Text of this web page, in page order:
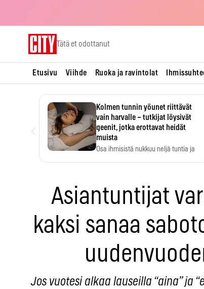
Tätä et odottanut
Etusivu Viihde Ruoka ja ravintolat
Kolmen tunnin yöunet riittävät
vain harvalle – tutkijat löysivät
geenit, jotka erottavat heidät
muista
Osa ihmisistä nukkuu neljä tuntia ja
Asiantuntijat
kaksi sanaa
Jos vuotesi alkaa lauseilla “aina” ja